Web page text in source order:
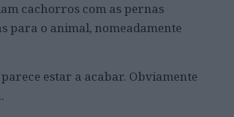
cachorros com as pernas
para o animal, nomeadamente
estar a acabar. Obviamente